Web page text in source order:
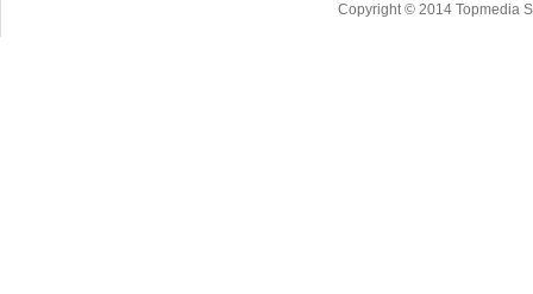
Copyright © 2014 Topmedia